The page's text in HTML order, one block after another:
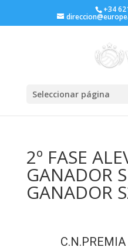
+34
Seleccionar página
2º FASE
GANADOR
GANADOR
C.N.PREMIA